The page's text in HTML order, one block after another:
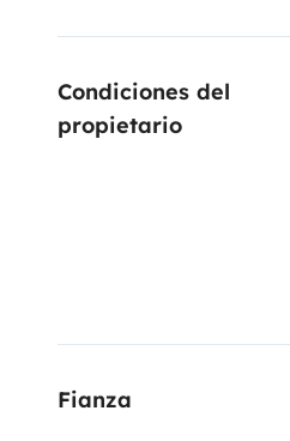
Condiciones del
propietario
Fianza